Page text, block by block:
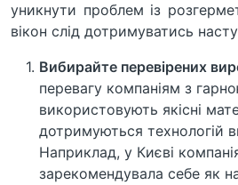
уникнути проблем із
вікон слід дотримуватись
Вибирайте перевірених
перевагу компаніям з
використовують якісні
дотримуються технологій
Наприклад, у Києві
зарекомендувала себе як